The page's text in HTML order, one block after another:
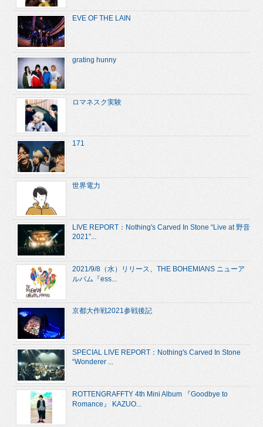
EVE OF THE LAIN
grating hunny
ロマネスク実験
171
世界電力
LIVE REPORT：Nothing's Carved In Stone “Live at 野音
2021”...
2021/9/8（水）リリース、THE BOHEMIANS ニューア
ルバム『ess...
京都大作戦2021参戦後記
SPECIAL LIVE REPORT：Nothing's Carved In Stone
“Wonderer ...
ROTTENGRAFFTY 4th Mini Album 『Goodbye to
Romance』 KAZUO...